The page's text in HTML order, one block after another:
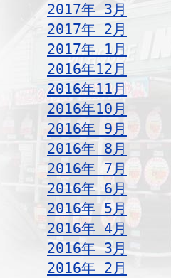
2017年 3月
2017年 2月
2017年 1月
2016年12月
2016年11月
2016年10月
2016年 9月
2016年 8月
2016年 7月
2016年 6月
2016年 5月
2016年 4月
2016年 3月
2016年 2月